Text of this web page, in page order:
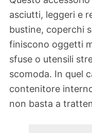
asciutti, leggeri e
bustine, coperchi
finiscono oggetti
sfuse o utensili
scomoda. In quel
contenitore
non basta a